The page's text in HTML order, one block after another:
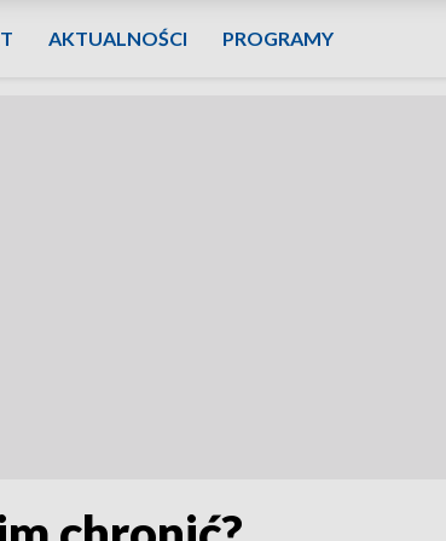
AKTUALNOŚCI PROGRAMY